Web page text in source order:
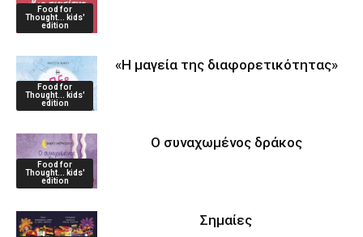
Food for
Thought... kids'
edition
Food for
Thought... kids'
edition
«Η μαγεία της διαφορετικότητας»
Food for
Thought... kids'
edition
Ο συναχωμένος δράκος
Σημαίες